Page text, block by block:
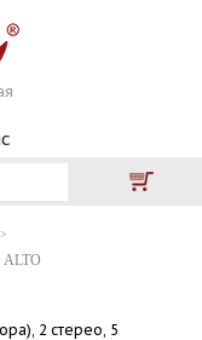
ALTO
2 стерео, 5